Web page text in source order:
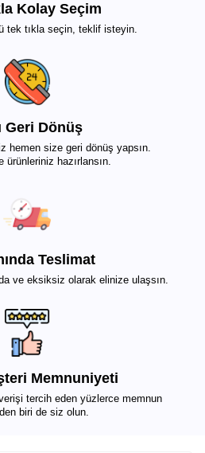
Kolay Seçim
tek tıkla seçin, teklif isteyin.
Geri Dönüş
hemen size geri dönüş yapsın.
ürünleriniz hazırlansın.
Teslimat
ve eksiksiz olarak elinize ulaşsın.
Memnuniyeti
tercih eden yüzlerce memnun
biri de siz olun.